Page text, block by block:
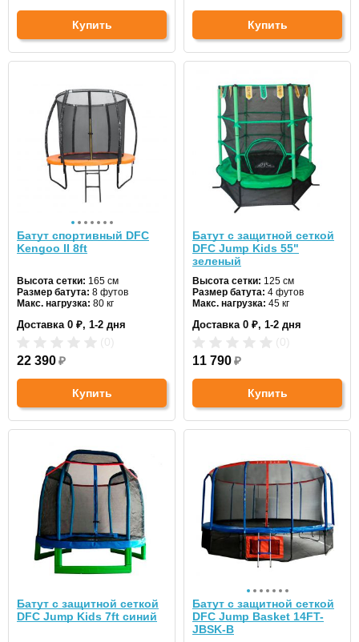
Купить Купить
Батут спортивный DFC
Kengoo II 8ft
Высота сетки: 165 см
Размер батута: 8 футов
Макс. нагрузка: 80 кг
Цвет:оранжевый
Доставка 0 ₽, 1-2 дня
22 390₽
Купить
Батут с защитной сеткой
DFC Jump Kids 55"
зеленый
Высота сетки: 125 см
Размер батута: 4 футов
Макс. нагрузка: 45 кг
Цвет:зеленый
Доставка 0 ₽, 1-2 дня
11 790₽
Купить
Батут с защитной сеткой
DFC Jump Kids 7ft синий
Батут с защитной сеткой
DFC Jump Basket 14FT-
JBSK-B